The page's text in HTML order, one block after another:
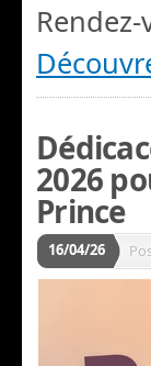
2026
Prince
16/04/26